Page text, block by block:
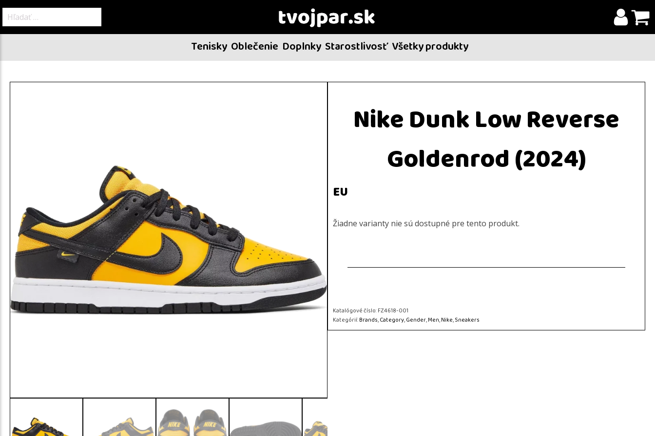
Tenisky Oblečenie Doplnky Starostlivosť Všetky produkty
Nike Dunk Low Reverse
Goldenrod (2024)
EU
Žiadne varianty nie sú dostupné pre tento produkt.
Katalógové číslo:FZ4618-001
Kategórií:Brands,Category,Gender,Men,Nike,Sneakers